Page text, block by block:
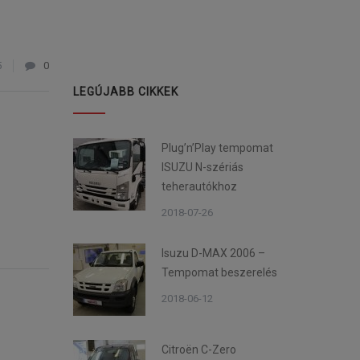
0
LEGÚJABB CIKKEK
Plug’n’Play tempomat
ISUZU N-szériás
teherautókhoz
2018-07-26
Isuzu D-MAX 2006 –
Tempomat beszerelés
2018-06-12
Citroën C-Zero